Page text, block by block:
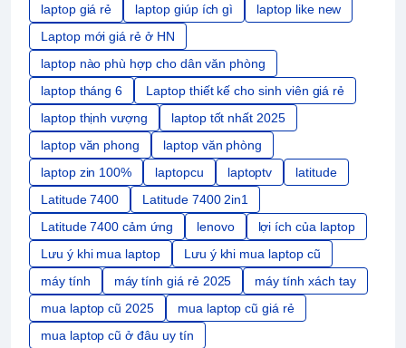
laptop giá rẻ
laptop giúp ích gì
laptop like new
Laptop mới giá rẻ ở HN
laptop nào phù hợp cho dân văn phòng
laptop tháng 6
Laptop thiết kế cho sinh viên giá rẻ
laptop thịnh vượng
laptop tốt nhất 2025
laptop văn phong
laptop văn phòng
laptop zin 100%
laptopcu laptoptv
latitude
Latitude 7400
Latitude 7400 2in1
Latitude 7400 cảm ứng
lenovo
lợi ích của laptop
Lưu ý khi mua laptop
Lưu ý khi mua laptop cũ
máy tính
máy tính giá rẻ 2025
máy tính xách tay
mua laptop cũ 2025
mua laptop cũ giá rẻ
mua laptop cũ ở đâu uy tín